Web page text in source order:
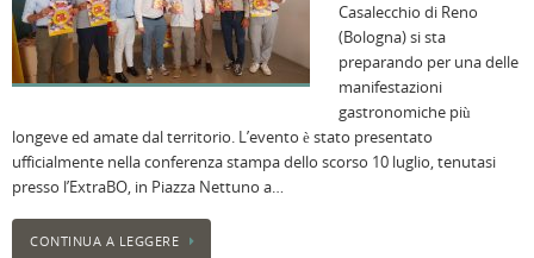
Casalecchio di Reno
(Bologna) si sta
preparando per una delle
manifestazioni
gastronomiche più
longeve ed amate dal territorio. L’evento è stato presentato
ufficialmente nella conferenza stampa dello scorso 10 luglio, tenutasi
presso l’ExtraBO, in Piazza Nettuno a…
CONTINUA A LEGGERE